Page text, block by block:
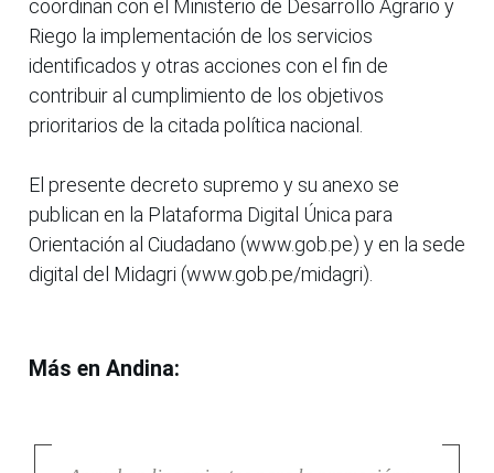
coordinan con el Ministerio de Desarrollo Agrario y
Riego la implementación de los servicios
identificados y otras acciones con el fin de
contribuir al cumplimiento de los objetivos
prioritarios de la citada política nacional.
El presente decreto supremo y su anexo se
publican en la Plataforma Digital Única para
Orientación al Ciudadano (www.gob.pe) y en la sede
digital del Midagri (www.gob.pe/midagri).
Más en Andina: